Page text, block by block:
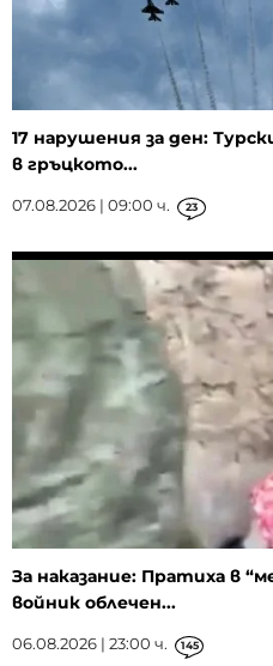
17 нарушения за ден:
в гръцкото...
07.08.2026 | 09:00 ч. 23
За наказание: Пратиха в
войник облечен...
06.08.2026 | 23:00 ч. 145